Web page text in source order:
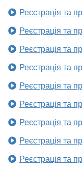
Реєстрація та
Реєстрація та
Реєстрація та
Реєстрація та
Реєстрація та
Реєстрація та
Реєстрація та
Реєстрація та
Реєстрація та